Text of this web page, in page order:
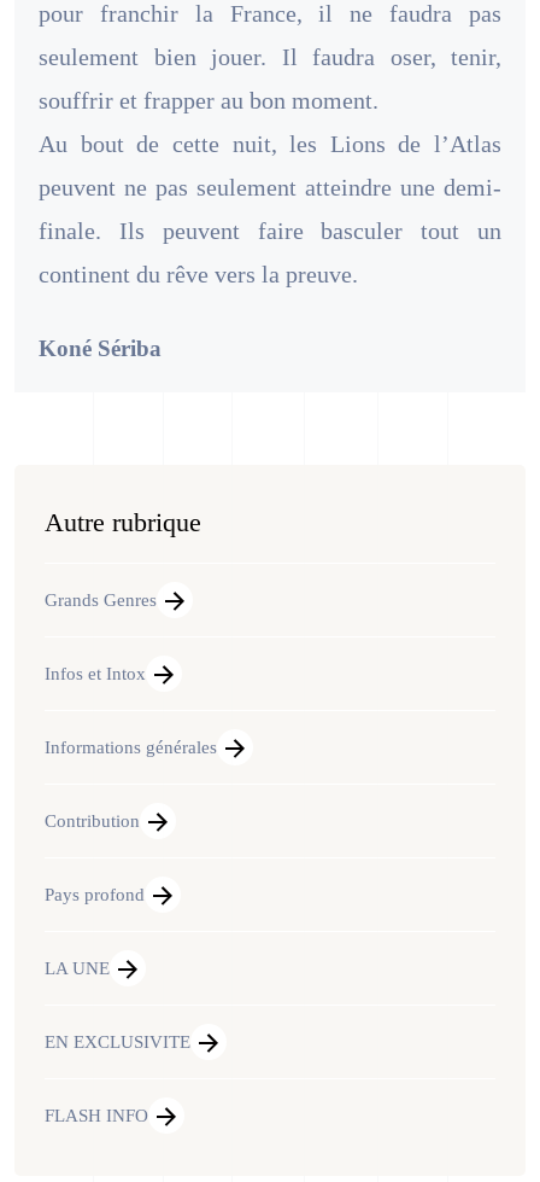
pour franchir la France, il ne faudra pas
seulement bien jouer. Il faudra oser, tenir,
souffrir et frapper au bon moment.
Au bout de cette nuit, les Lions de l’Atlas
peuvent ne pas seulement atteindre une demi-
finale. Ils peuvent faire basculer tout un
continent du rêve vers la preuve.
Koné Sériba
Autre rubrique
Grands Genres
Infos et Intox
Informations générales
Contribution
Pays profond
LA UNE
EN EXCLUSIVITE
FLASH INFO